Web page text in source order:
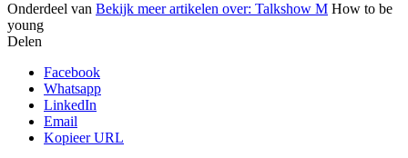
Onderdeel van Bekijk meer artikelen over: Talkshow M How to be
young
Delen
Facebook
Whatsapp
LinkedIn
Email
Kopieer URL